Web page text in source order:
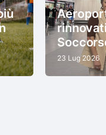
23 Lug 2026